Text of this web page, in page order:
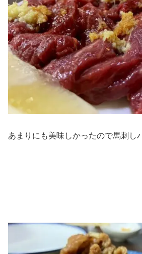
あまりにも美味しかったので馬刺し